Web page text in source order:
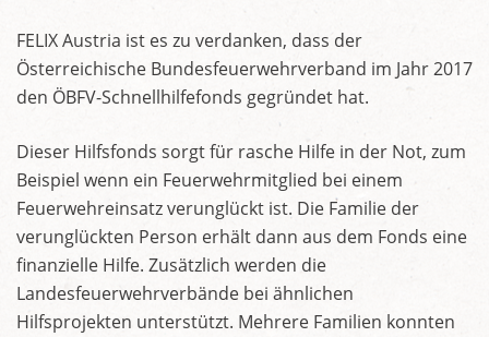
FELIX Austria ist es zu verdanken, dass der
Österreichische Bundesfeuerwehrverband im Jahr 2017
den ÖBFV-Schnellhilfefonds gegründet hat.
Dieser Hilfsfonds sorgt für rasche Hilfe in der Not, zum
Beispiel wenn ein Feuerwehrmitglied bei einem
Feuerwehreinsatz verunglückt ist. Die Familie der
verunglückten Person erhält dann aus dem Fonds eine
finanzielle Hilfe. Zusätzlich werden die
Landesfeuerwehrverbände bei ähnlichen
Hilfsprojekten unterstützt. Mehrere Familien konnten